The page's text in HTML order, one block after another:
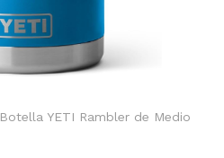
Botella YETI Rambler de Medio